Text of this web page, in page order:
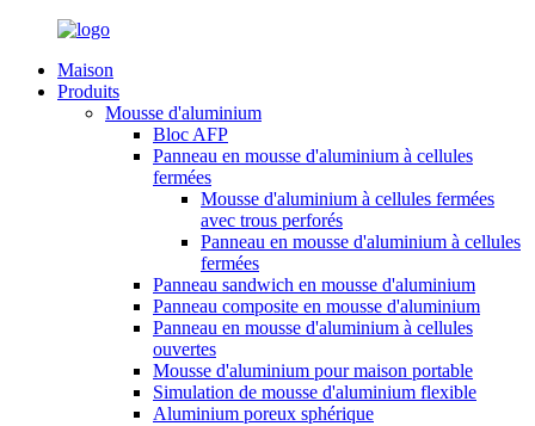
Maison
Produits
Mousse d'aluminium
Bloc AFP
Panneau en mousse d'aluminium à cellules
fermées
Mousse d'aluminium à cellules fermées
avec trous perforés
Panneau en mousse d'aluminium à cellules
fermées
Panneau sandwich en mousse d'aluminium
Panneau composite en mousse d'aluminium
Panneau en mousse d'aluminium à cellules
ouvertes
Mousse d'aluminium pour maison portable
Simulation de mousse d'aluminium flexible
Aluminium poreux sphérique